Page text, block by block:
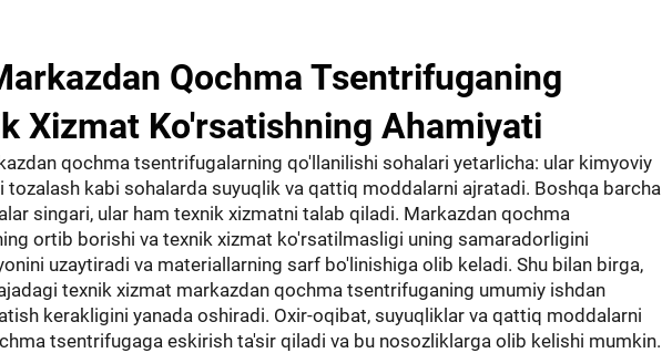
Qochma Tsentrifuganing
Xizmat Ko'rsatishning Ahamiyati
qochma tsentrifugalarning qo'llanilishi sohalari yetarlicha: ular kimyoviy
tozalash kabi sohalarda suyuqlik va qattiq moddalarni ajratadi. Boshqa barcha
singari, ular ham texnik xizmatni talab qiladi. Markazdan qochma
ortib borishi va texnik xizmat ko'rsatilmasligi uning samaradorligini
uzaytiradi va materiallarning sarf bo'linishiga olib keladi. Shu bilan birga,
texnik xizmat markazdan qochma tsentrifuganing umumiy ishdan
kerakligini yanada oshiradi. Oxir-oqibat, suyuqliklar va qattiq moddalarni
tsentrifugaga eskirish ta'sir qiladi va bu nosozliklarga olib kelishi mumkin.